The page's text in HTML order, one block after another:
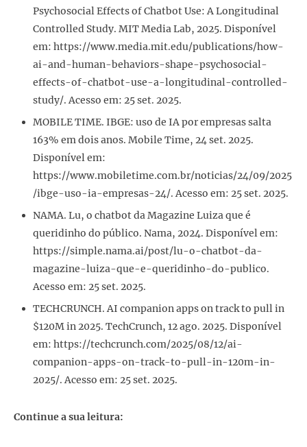
Psychosocial Effects of Chatbot Use: A Longitudinal
Controlled Study. MIT Media Lab, 2025. Disponível
em: https://www.media.mit.edu/publications/how-
ai-and-human-behaviors-shape-psychosocial-
effects-of-chatbot-use-a-longitudinal-controlled-
study/. Acesso em: 25 set. 2025.
MOBILE TIME. IBGE: uso de IA por empresas salta
163% em dois anos. Mobile Time, 24 set. 2025.
Disponível em:
https://www.mobiletime.com.br/noticias/24/09/2025
/ibge-uso-ia-empresas-24/. Acesso em: 25 set. 2025.
NAMA. Lu, o chatbot da Magazine Luiza que é
queridinho do público. Nama, 2024. Disponível em:
https://simple.nama.ai/post/lu-o-chatbot-da-
magazine-luiza-que-e-queridinho-do-publico.
Acesso em: 25 set. 2025.
TECHCRUNCH. AI companion apps on track to pull in
$120M in 2025. TechCrunch, 12 ago. 2025. Disponível
em: https://techcrunch.com/2025/08/12/ai-
companion-apps-on-track-to-pull-in-120m-in-
2025/. Acesso em: 25 set. 2025.
Continue a sua leitura: